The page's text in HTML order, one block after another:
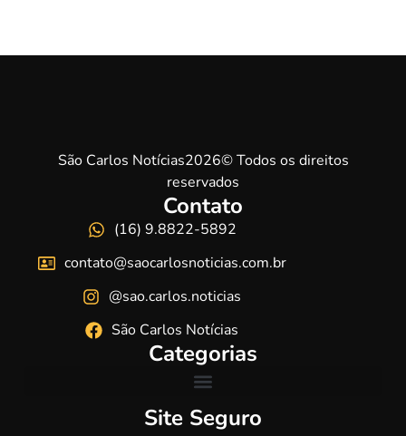
São Carlos Notícias2026© Todos os direitos
reservados
Contato
(16) 9.8822-5892
contato@saocarlosnoticias.com.br
@sao.carlos.noticias
São Carlos Notícias
Categorias
Site Seguro